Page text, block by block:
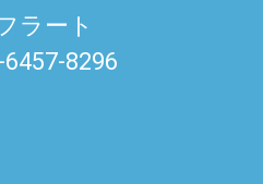
ラート
6457-8296